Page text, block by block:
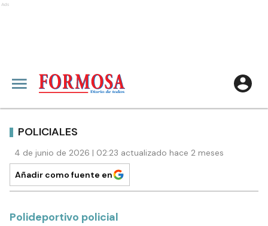
Ads
POLICIALES
4 de junio de 2026 | 02:23 actualizado hace 2 meses
Añadir como fuente en
Polideportivo policial